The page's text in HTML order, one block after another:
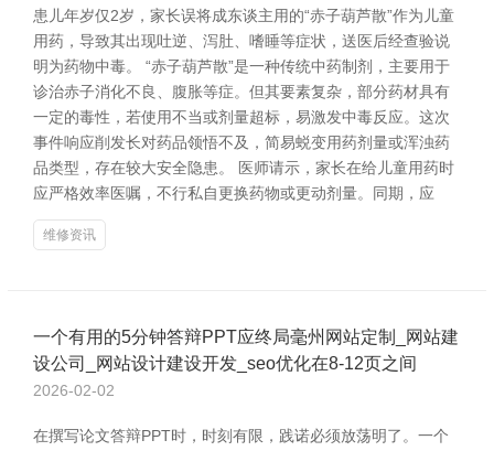
患儿年岁仅2岁，家长误将成东谈主用的“赤子葫芦散”作为儿童
用药，导致其出现吐逆、泻肚、嗜睡等症状，送医后经查验说
明为药物中毒。 “赤子葫芦散”是一种传统中药制剂，主要用于
诊治赤子消化不良、腹胀等症。但其要素复杂，部分药材具有
一定的毒性，若使用不当或剂量超标，易激发中毒反应。这次
事件响应削发长对药品领悟不及，简易蜕变用药剂量或浑浊药
品类型，存在较大安全隐患。 医师请示，家长在给儿童用药时
应严格效率医嘱，不行私自更换药物或更动剂量。同期，应
维修资讯
一个有用的5分钟答辩PPT应终局毫州网站定制_网站建
设公司_网站设计建设开发_seo优化在8-12页之间
2026-02-02
在撰写论文答辩PPT时，时刻有限，践诺必须放荡明了。一个